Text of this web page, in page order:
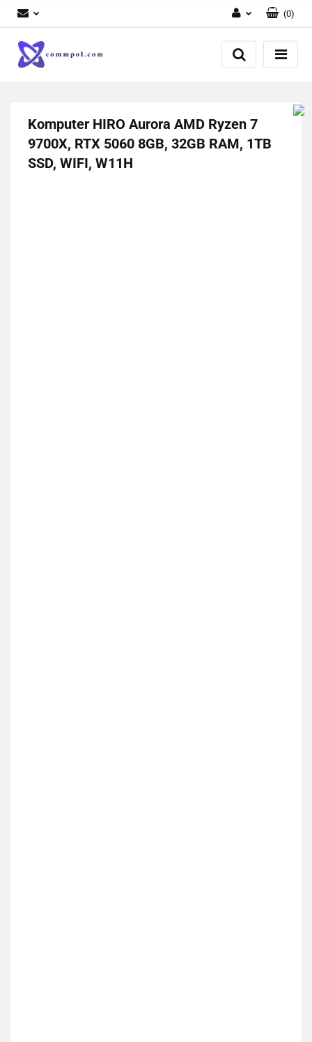
Zaloguj się
Zarejestruj się
(0)
Komputer HIRO Aurora AMD Ryzen 7
9700X, RTX 5060 8GB, 32GB RAM, 1TB
SSD, WIFI, W11H